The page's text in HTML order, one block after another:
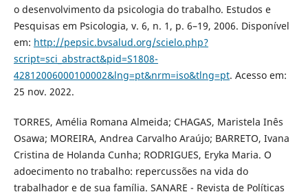
o desenvolvimento da psicologia do trabalho. Estudos e
Pesquisas em Psicologia, v. 6, n. 1, p. 6–19, 2006. Disponível
em: http://pepsic.bvsalud.org/scielo.php?
script=sci_abstract&pid=S1808-
42812006000100002&lng=pt&nrm=iso&tlng=pt. Acesso em:
25 nov. 2022.
TORRES, Amélia Romana Almeida; CHAGAS, Maristela Inês
Osawa; MOREIRA, Andrea Carvalho Araújo; BARRETO, Ivana
Cristina de Holanda Cunha; RODRIGUES, Eryka Maria. O
adoecimento no trabalho: repercussões na vida do
trabalhador e de sua família. SANARE - Revista de Políticas